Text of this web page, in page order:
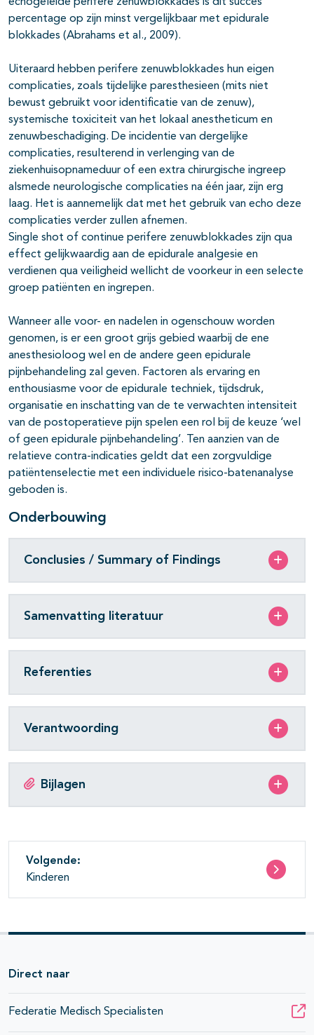
percentage op zijn minst vergelijkbaar met epidurale
blokkades (Abrahams et al., 2009).
Uiteraard hebben perifere zenuwblokkades hun eigen
complicaties, zoals tijdelijke paresthesieen (mits niet
bewust gebruikt voor identificatie van de zenuw),
systemische toxiciteit van het lokaal anestheticum en
zenuwbeschadiging. De incidentie van dergelijke
complicaties, resulterend in verlenging van de
ziekenhuisopnameduur of een extra chirurgische ingreep
alsmede neurologische complicaties na één jaar, zijn erg
laag. Het is aannemelijk dat met het gebruik van echo deze
complicaties verder zullen afnemen.
Single shot of continue perifere zenuwblokkades zijn qua
effect gelijkwaardig aan de epidurale analgesie en
verdienen qua veiligheid wellicht de voorkeur in een selecte
groep patiënten en ingrepen.
Wanneer alle voor- en nadelen in ogenschouw worden
genomen, is er een groot grijs gebied waarbij de ene
anesthesioloog wel en de andere geen epidurale
pijnbehandeling zal geven. Factoren als ervaring en
enthousiasme voor de epidurale techniek, tijdsdruk,
organisatie en inschatting van de te verwachten intensiteit
van de postoperatieve pijn spelen een rol bij de keuze ‘wel
of geen epidurale pijnbehandeling’. Ten aanzien van de
relatieve contra-indicaties geldt dat een zorgvuldige
patiëntenselectie met een individuele risico-batenanalyse
geboden is.
Onderbouwing
Conclusies / Summary of Findings
Samenvatting literatuur
Referenties
Verantwoording
Bijlagen
Volgende:
Kinderen
Direct naar
Federatie Medisch Specialisten